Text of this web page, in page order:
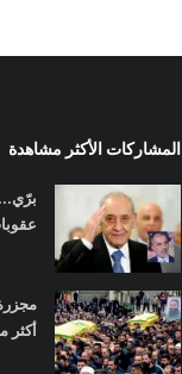
المشاركات الأكثر مشاهدة
أكثر من 11 ألف